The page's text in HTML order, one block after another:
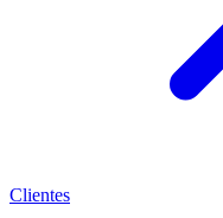
Clientes